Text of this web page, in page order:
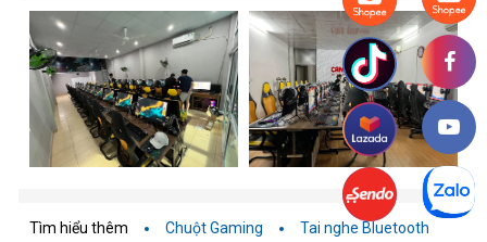
Tìm hiểu thêm Chuột Gaming
Tai nghe Bluetooth